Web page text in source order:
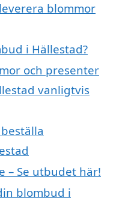
blommor
i Hällestad?
och presenter
vanligtvis
– Se utbudet här!
blombud i